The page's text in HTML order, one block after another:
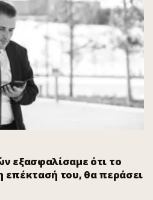
εξασφαλίσαμε ότι το
επέκτασή του, θα περάσει